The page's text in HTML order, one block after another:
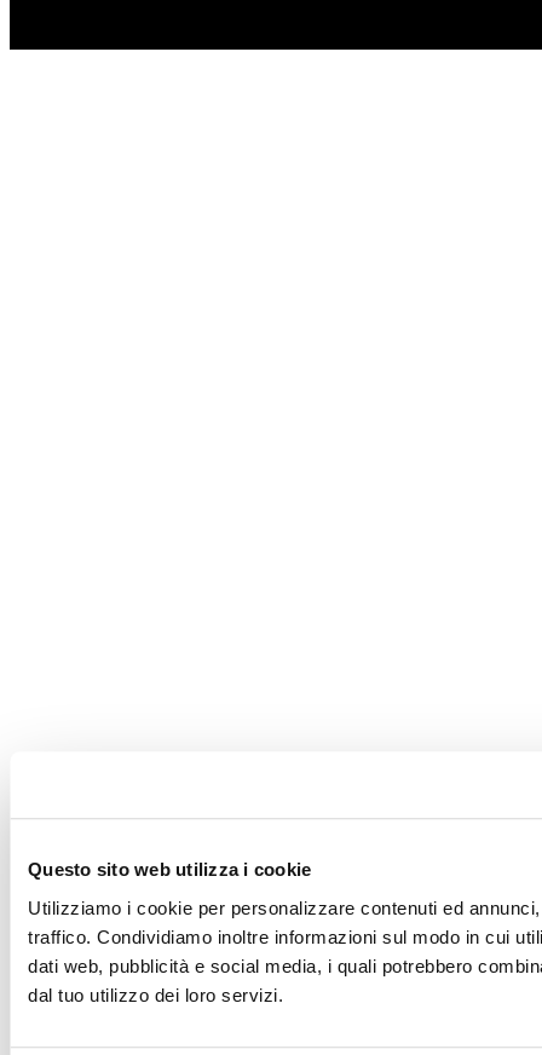
Questo sito web utilizza i cookie
Utilizziamo i cookie per personalizzare contenuti ed
traffico. Condividiamo inoltre informazioni sul modo in cui
dati web, pubblicità e social media, i quali potrebbero
dal tuo utilizzo dei loro servizi.